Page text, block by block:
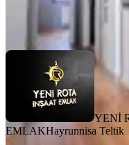
YENİ ROTA İNŞAAT
YENİ
EMLAKHayrunnisa Teltik